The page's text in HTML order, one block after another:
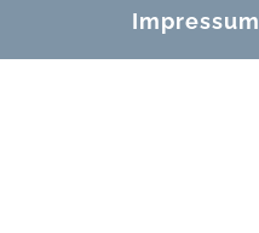
Impressum